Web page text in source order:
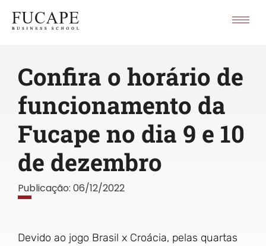
Confira o horário de
funcionamento da
Fucape no dia 9 e 10
de dezembro
Publicação: 06/12/2022
Devido ao jogo Brasil x Croácia, pelas quartas